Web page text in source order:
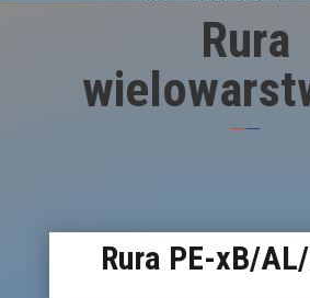
Rura
Rura PE-xB/